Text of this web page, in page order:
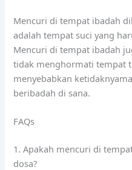
Mencuri di tempat ibadah
adalah tempat suci yang
Mencuri di tempat ibadah
tidak menghormati tempat
menyebabkan
beribadah di sana.
FAQs
1. Apakah mencuri di
dosa?